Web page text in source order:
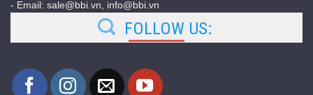
- Email: sale@bbi.vn, info@bbi.vn
FOLLOW US: